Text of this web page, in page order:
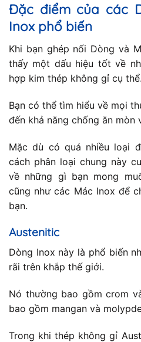
Đặc điểm của các
Inox phổ biến
Khi bạn ghép nối Dòng và
thấy một dấu hiệu tốt về
hợp kim thép không gỉ cụ thể.
Bạn có thể tìm hiểu về mọi
đến khả năng chống ăn mòn
Mặc dù có quá nhiều loại
cách phân loại chung này
về những gì bạn mong
cũng như các Mác Inox để
bạn.
Austenitic
Dòng Inox này là phổ biến
rãi trên khắp thế giới.
Nó thường bao gồm crom
bao gồm mangan và
Trong khi thép không gỉ